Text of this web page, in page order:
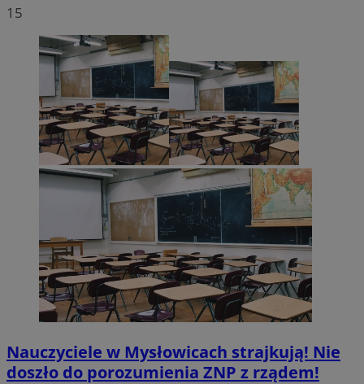
15
Nauczyciele w Mysłowicach strajkują! Nie
doszło do porozumienia ZNP z rządem!